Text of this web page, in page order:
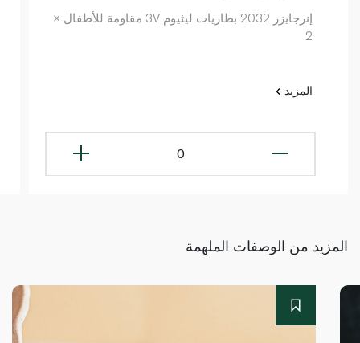
إنرجايزر 2032 بطاريات ليثيوم 3V مقاومة للأطفال ×
2
المزيد
0
المزيد من الوصفات الملهمة